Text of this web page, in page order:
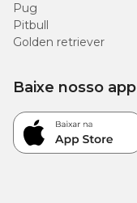
Pug
Pitbull
Golden retriever
Baixe nosso app